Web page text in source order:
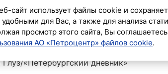
«Петербургский дневник»
сайт использует файлы cookie и
для Вас, а также для анализа
просмотр этого сайта, Вы
АО «Петроцентр» файлов cookie.